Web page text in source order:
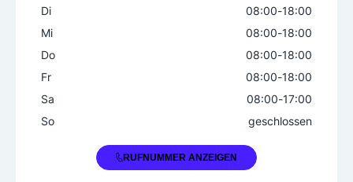
Di
08:00-18:00
Mi
08:00-18:00
Do
08:00-18:00
Fr
08:00-18:00
Sa
08:00-17:00
So
geschlossen
+43 463 546600RUFNUMMER ANZEIGEN